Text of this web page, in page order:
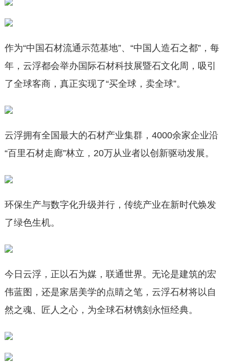
作为“中国石材流通示范基地”、“中国人造石之都”，每
年，云浮都会举办国际石材科技展暨石文化周，吸引
了全球客商，真正实现了“买全球，卖全球”。
云浮拥有全国最大的石材产业集群，4000余家企业沿
“百里石材走廊”林立，20万从业者以创新驱动发展。
环保生产与数字化升级并行，传统产业在新时代焕发
了绿色生机。
今日云浮，正以石为媒，联通世界。无论是建筑的宏
伟蓝图，还是家居美学的点睛之笔，云浮石材将以自
然之魂、匠人之心，为全球石材镌刻永恒经典。